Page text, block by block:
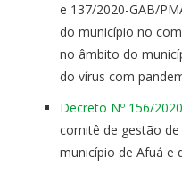
e 137/2020-GAB/
do município no
no âmbito do
do vírus com
Decreto Nº 156/2020
comitê de gestão
município de Afuá e